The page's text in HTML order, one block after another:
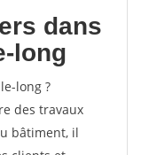
dans
long
long ?
des travaux
bâtiment, il